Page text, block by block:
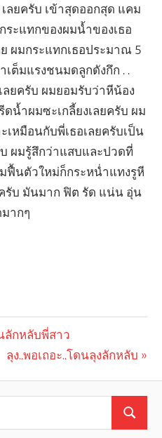
ลยครับ เข้าสุดออกสุด แคม
ะแทกของผมน้ำของเธอ
ผมกระแทกเธอประมาณ 5
ต็มแรงชนมดลูกดังกึก . .
ยครับ ผมยอมรับว่าหีน้อง
น้ำผมซะเกลี้ยงเลยครับ ผม
เหมือนกับพี่เธอเลยครับเป็น
บ ผมรู้สึกว่าแสบและปวดที่
ฟื้นตัวใหม่ก็กระหน่ำแทงรูหี
รับ มันมาก ฟิต รัด แน่น อุ่น
ากๆ
ลักหลับพี่สาว
Next
ลุง..พอเถอะ..โดนลุงลักหลับ